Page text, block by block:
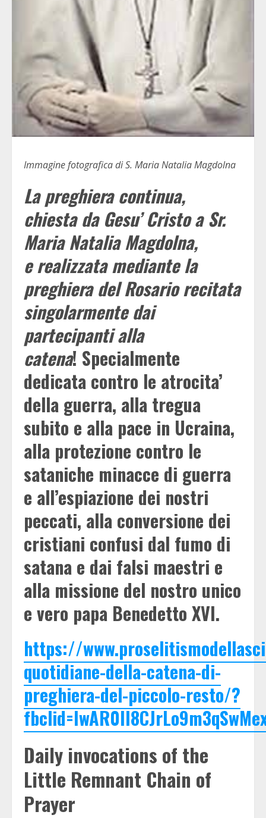
Immagine fotografica di S. Maria Natalia Magdolna
La preghiera continua,
chiesta da Gesu’ Cristo a Sr.
Maria Natalia Magdolna,
erealizzata mediante la
preghiera del Rosario recitata
singolarmente dai
partecipanti alla
catena! Specialmente
dedicata contro le atrocita’
della guerra, alla tregua
subito e alla pace in Ucraina,
alla protezione contro le
sataniche minacce di guerra
e all’espiazione dei nostri
peccati, alla conversione dei
cristiani confusi dal fumo di
satana e dai falsi maestri e
alla missione del nostro unico
e vero papa Benedetto XVI.
https://
quotidiane-della-catena-di-
preghiera-del-piccolo-resto/?
Daily invocations of the
Little Remnant Chain of
Prayer